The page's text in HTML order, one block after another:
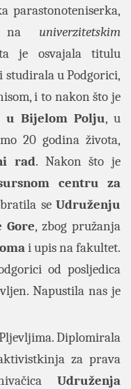
parastonoteniserka,
na univerzitetskim
je osvajala titulu
studirala u Podgorici,
i to nakon što je
u Bijelom Polju, u
20 godina života,
rad. Nakon što je
centru za
seUdruženju
Gore, zbog pružanja
i upis na fakultet.
od posljedica
Napustila nas je
Diplomirala
za prava
Udruženja